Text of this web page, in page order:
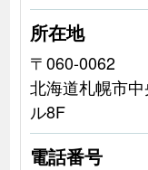
所在地
〒060-0062
北海道札幌市
ル8F
電話番号